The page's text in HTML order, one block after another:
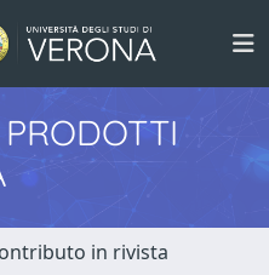
in rivista